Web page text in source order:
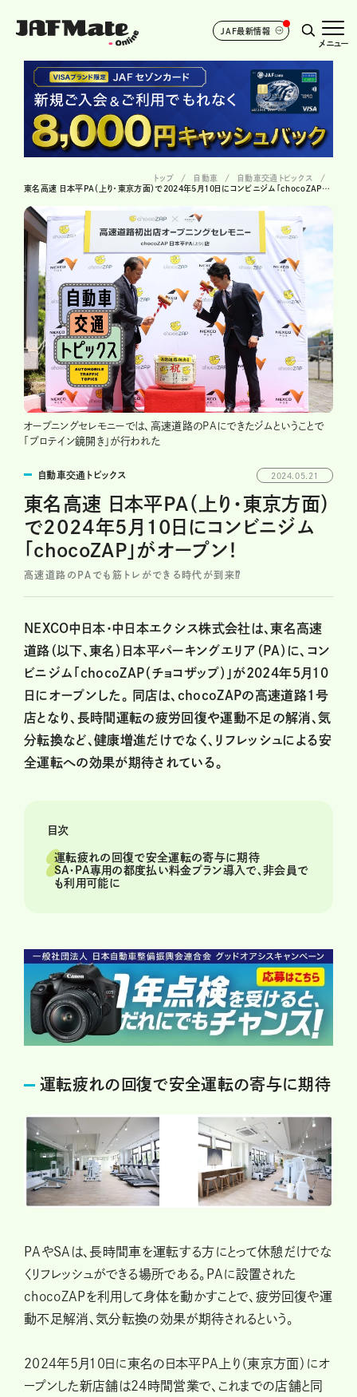
JAF最新情報
メニュー
トップ 自動車
自動車交通トピックス
東名高速 日本平PA（上り・東京方面）で2024年5月10日にコンビニジム「chocoZAP」がオープン！
オープニングセレモニーでは、高速道路のPAにできたジムということで
「プロテイン鏡開き」が行われた
自動車交通トピックス 2024.05.21
東名高速 日本平PA（上り・東京方面）
で2024年5月10日にコンビニジム
「chocoZAP」がオープン！
高速道路のPAでも筋トレができる時代が到来⁉
NEXCO中日本・中日本エクシス株式会社は、東名高速
道路（以下、東名）日本平パーキングエリア（PA）に、コン
ビニジム「chocoZAP（チョコザップ）」が2024年5月10
日にオープンした。 同店は、chocoZAPの高速道路1号
店となり、長時間運転の疲労回復や運動不足の解消、気
分転換など、健康増進だけでなく、リフレッシュによる安
全運転への効果が期待されている。
目次
運転疲れの回復で安全運転の寄与に期待
SA・PA専用の都度払い料金プラン導入で、非会員で
も利用可能に
運転疲れの回復で安全運転の寄与に期待
PAやSAは、長時間車を運転する方にとって休憩だけでな
くリフレッシュができる場所である。PAに設置された
chocoZAPを利用して身体を動かすことで、疲労回復や運
動不足解消、気分転換の効果が期待されるという。
2024年5月10日に東名の日本平PA上り（東京方面）にオ
ープンした新店舗は24時間営業で、これまでの店舗と同